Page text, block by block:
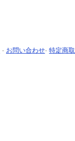
- お問い合わせ- 特定商